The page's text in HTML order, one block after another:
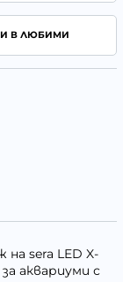
В ЛЮБИМИ
sera LED X-
аквариуми с